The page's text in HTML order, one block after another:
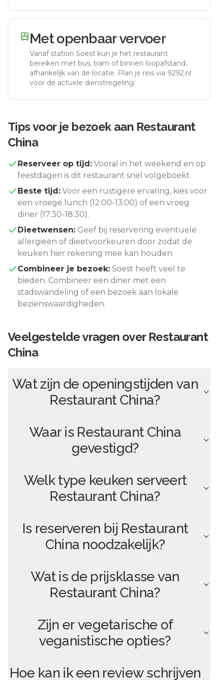
Met openbaar vervoer
Vanaf station Soest kun je het restaurant
bereiken met bus, tram of binnen loopafstand,
afhankelijk van de locatie. Plan je reis via 9292.nl
voor de actuele dienstregeling.
Tips voor je bezoek aan Restaurant
China
Reserveer op tijd: Vooral in het weekend en op
feestdagen is dit restaurant snel volgeboekt.
Beste tijd: Voor een rustigere ervaring, kies voor
een vroege lunch (12:00-13:00) of een vroeg
diner (17:30-18:30).
Dieetwensen: Geef bij reservering eventuele
allergieën of dieetvoorkeuren door zodat de
keuken hier rekening mee kan houden.
Combineer je bezoek: Soest heeft veel te
bieden. Combineer een diner met een
stadswandeling of een bezoek aan lokale
bezienswaardigheden.
Veelgestelde vragen over Restaurant
China
Wat zijn de openingstijden van
Restaurant China?
Waar is Restaurant China
gevestigd?
Welk type keuken serveert
Restaurant China?
Is reserveren bij Restaurant
China noodzakelijk?
Wat is de prijsklasse van
Restaurant China?
Zijn er vegetarische of
veganistische opties?
Hoe kan ik een review schrijven